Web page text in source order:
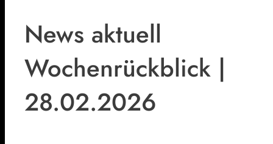
News aktuell
Wochenrückblick |
28.02.2026